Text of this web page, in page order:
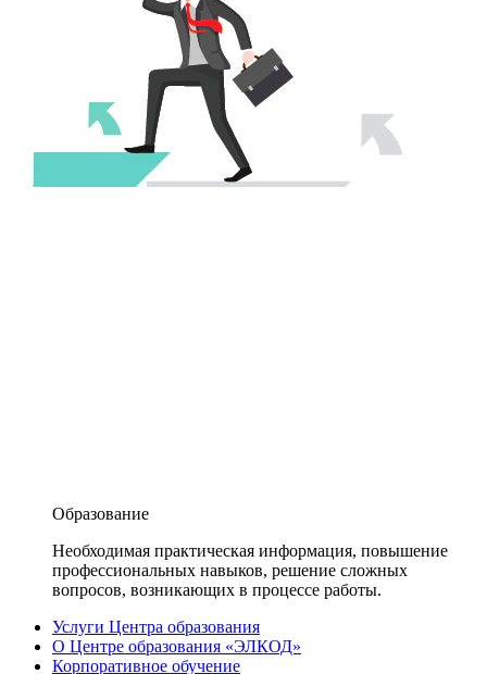
Образование
Необходимая практическая информация, повышение
профессиональных навыков, решение сложных
вопросов, возникающих в процессе работы.
Услуги Центра образования
О Центре образования «ЭЛКОД»
Корпоративное обучение